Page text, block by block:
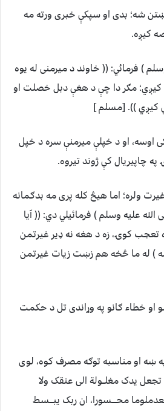
شه؛ بدی او سپکې خبری ورته مه
کیږه.
) فرمائي: (( خاوند د میرمنی له یوه
مګر دا چې د هغې دبل خصلت او
)). [مسلم ]
اوسه، او د خپلې میرمنې سره د خپل
چاپیریال کې ژوند تیروه.
ولره؛ اما هیڅ کله پری مه بدګمانه
علیه وسلم ) فرمائیلي دي: (( آیا
تعجب کوۍ، زه د هغه نه ډیر غیرتمن
) له ما څخه هم زښت زیات غیرتمن
او خطاء ګانو په وړاندی تل د حکمت
په ښه او مناسبه توګه مصرف کوه، لوی
یدک مغلــولة الی عنقک ولا
محــــسورا، ان ربک یبـــسط